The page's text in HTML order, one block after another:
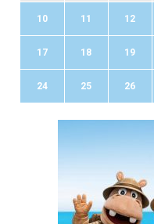
10 11 12
17 18 19
24 25 26